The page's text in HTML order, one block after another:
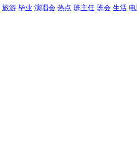
旅游 毕业 演唱会 热点 班主任 班会 生活